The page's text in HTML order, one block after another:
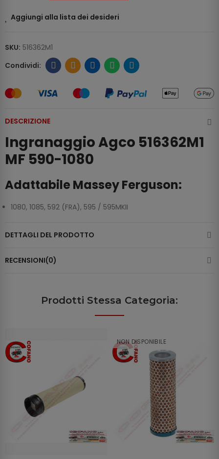
Aggiungi alla lista dei desideri
SKU: 516362M1
DESCRIZIONE
Ingranaggio Agco 516362M1
MF 590-1080
Adattabile Massey Ferguson:
1080, 1085, 592 (FRA), 595 / 595MKII
DETTAGLI DEL PRODOTTO
RECENSIONI(0)
Prodotti Stessa Categoria:
NON DISPONIBILE